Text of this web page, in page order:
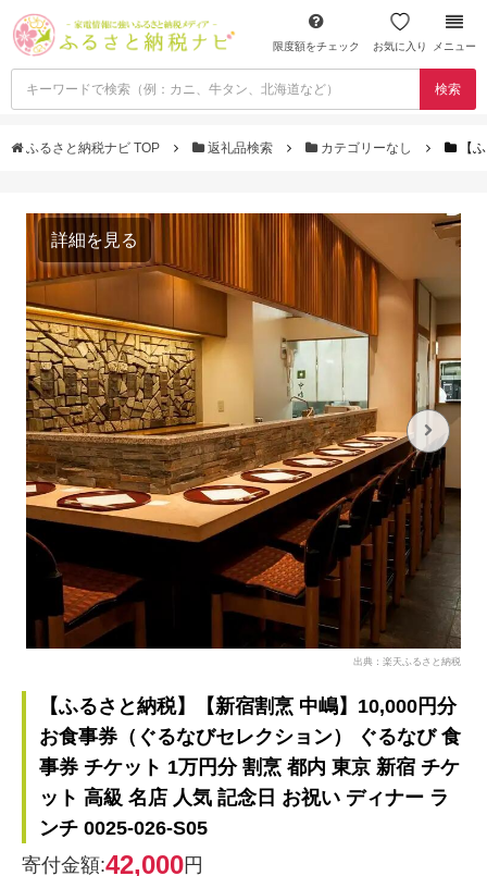
限度額をチェック お気に入り メニュー
検索
ふるさと納税ナビ TOP 返礼品検索 カテゴリーなし 【
詳細を見る
出典：楽天ふるさと納税
【ふるさと納税】【新宿割烹 中嶋】10,000円分
お食事券（ぐるなびセレクション） ぐるなび 食
事券 チケット 1万円分 割烹 都内 東京 新宿 チケ
ット 高級 名店 人気 記念日 お祝い ディナー ラ
ンチ 0025-026-S05
寄付金額:42,000円